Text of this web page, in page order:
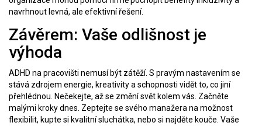
navrhnout levná, ale efektivní řešení.
Závěrem: Vaše odlišnost je
výhoda
ADHD na pracovišti nemusí být zátěží. S pravým nastavením se
stává zdrojem energie, kreativity a schopnosti vidět to, co jiní
přehlédnou. Nečekejte, až se změní svět kolem vás. Začněte
malými kroky dnes. Zeptejte se svého manažera na možnost
flexibilit, kupte si kvalitní sluchátka, nebo si najděte kouče. Vaše